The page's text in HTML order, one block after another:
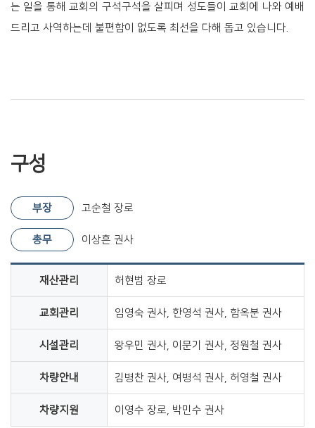
는 일을 통해 교회의 구석구석을 살피며 성도들이 교회에 나와 예배
드리고 사역하는데 불편함이 없도록 최선을 다해 돕고 있습니다.
구성
부장 고순철 장로
총무 이상흔 권사
재산관리 허현범 장로
교회관리 임영숙 권사, 한영석 권사, 함옥분 권사
시설관리 왕우민 권사, 이문기 권사, 정원철 권사
차량안내 김병찬 권사, 여병석 권사, 허영철 권사
차량지원 이영수 장로, 박민수 권사